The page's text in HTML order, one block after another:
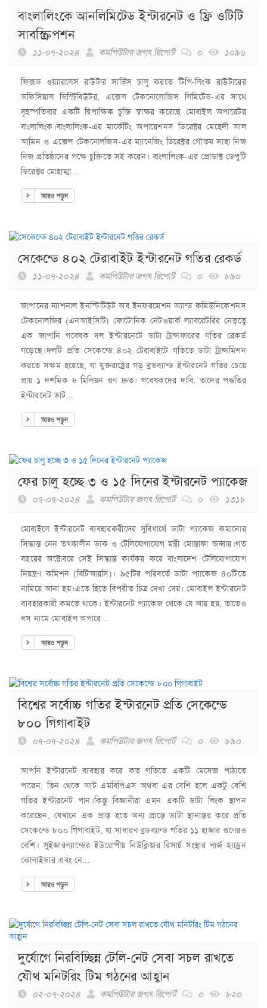
বাংলা‌লিং‌কে আন‌লি‌মি‌টেড ইন্টার‌নেট ও ফ্রি ও‌টি‌টি
সাব‌স্ক্রিপশন
১১-০৭-২০২৪ কমপিউটার জগৎ রিপোর্ট ০ ১০৯৬
ফিক্সড ওয়্যারলেস রাউটার সার্ভিস চালু করতে টিপি-লিংক রাউটারের
অফিসিয়াল ডিস্ট্রিবিউটর, এক্সেল টেকনোলোজিস লিমিটেড-এর সাথে
বৃহস্পতিবার একটি দ্বিপাক্ষিক চুক্তি স্বাক্ষর করেছে মোবাইল অপারেটর
বাংলালিংক।বাংলালিংক-এর মার্কেটিং অপারেশনস ডিরেক্টর মেহেদী আল
আমিন ও এক্সেল টেকনোলজিস-এর ম্যানেজিং ডিরেক্টর গৌতম সাহা নিজ
নিজ প্রতিষ্ঠানের পক্ষে চুক্তিতে সই করেন। বাংলালিংক-এর প্রোডাক্ট ডেপুটি
ডিরেক্টর মোহাম্মা...
আরও পড়ুন
সেকেন্ডে ৪০২ টেরাবাইট ইন্টারনেট গতির রেকর্ড
১১-০৭-২০২৪ কমপিউটার জগৎ রিপোর্ট ০ ৮৯০
জাপানের ন্যাশনাল ইনস্টিটিউট অব ইনফরমেশন অ্যান্ড কমিউনিকেশনস
টেকনোলজির (এনআইসিটি) ফোটোনিক নেটওয়ার্ক ল্যাবরেটরির নেতৃত্বে
এক জাপানি গবেষক দল ইন্টারনেটে ডাটা ট্রান্সফারের গতির রেকর্ড
গড়েছে।দলটি প্রতি সেকেন্ডে ৪০২ টেরাবাইটে গতিতে ডাটা ট্রান্সমিশন
করতে সক্ষম হয়েছে, যা যুক্তরাষ্ট্রের গড় ব্রডব্যান্ড ইন্টারনেট গতির চেয়ে
প্রায় ১ দশমিক ৬ মিলিয়ন গুণ দ্রুত। গবেষকদের দাবি, তাদের পদ্ধতির
ইন্টারনেট ডাট...
আরও পড়ুন
ফের চালু হচ্ছে ৩ ও ১৫ দিনের ইন্টারনেট প্যাকেজ
০৭-০৭-২০২৪ কমপিউটার জগৎ রিপোর্ট ০ ১৩১৮
মোবাইলে ইন্টারনেট ব্যবহারকরীদের সুবিধার্থে ডাটা প্যাকেজ কমানোর
সিদ্ধান্ত নেন তৎকালীন ডাক ও টেলিযোগাযোগ মন্ত্রী মোস্তাফা জব্বার।গত
বছরের অক্টোবরে সেই সিদ্ধান্ত কার্যকর করে বাংলাদেশ টেলিযোগাযোগ
নিয়ন্ত্রণ কমিশন (বিটিআরসি)। ৯৫টির পরিবর্তে ডাটা প্যাকেজ ৪০টিতে
নামিয়ে আনা হয়।এতে হিতে বিপরীত চিত্র দেখা দেয়। মোবাইল ইন্টারনেট
ব্যবহারকারী কমতে থাকে। ইন্টারনেট প্যাকেজ থেকে যে আয় হয়, তাতেও
ধস নামে মোবাইল অপারে...
আরও পড়ুন
বিশ্বের সর্বোচ্চ গতির ইন্টারনেট প্রতি সেকেন্ডে
৮০০ গিগাবাইট
০৭-০৭-২০২৪ কমপিউটার জগৎ রিপোর্ট ০ ৮৯০
আপনি ইন্টারনেট ব্যবহার করে কত গতিতে একটি মেসেজ পাঠাতে
পারেন, তিন থেকে আট এমবিপিএস অথবা এর বেশি হলে একটু বেশি
গতির ইন্টারনেট পান।কিন্তু বিজ্ঞানীরা এমন একটি ডাটা লিংক স্থাপন
করেছেন, যেখানে এক প্রান্ত হতে অন্য প্রান্তে ডাটা স্থানান্তর করে প্রতি
সেকেন্ডে ৮০০ গিগাবাইট, যা সাধারণ ব্রডব্যান্ড গতির ১১ হাজার গুণেরও
বেশি। সুইজারল্যান্ডের ইউরোপীয় নিউক্লিয়ার রিসার্চ সংস্থার লার্জ হ্যাড্রন
কোলাইডার এবং নে...
আরও পড়ুন
দুর্যোগে নিরবিচ্ছিন্ন টেলি-নেট সেবা সচল রাখতে
যৌথ মনিটরিং টিম গঠনের আহ্বান
০২-০৭-২০২৪ কমপিউটার জগৎ রিপোর্ট ০ ৮২০